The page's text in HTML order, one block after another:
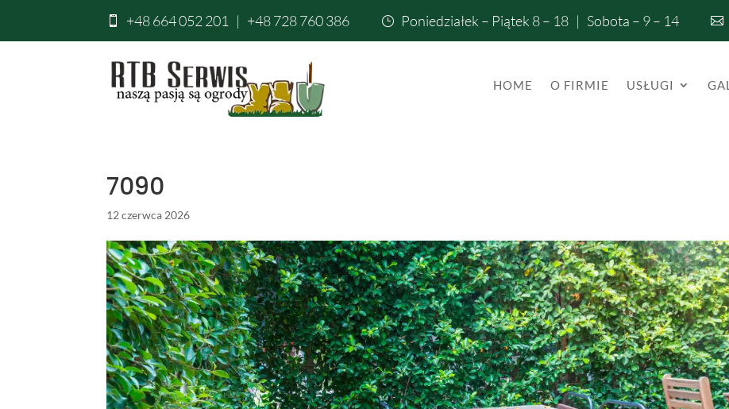
 +48 664 052 201 | +48 728 760 386 } Poniedziałek – Piątek 8 – 18 | Sobota – 9 – 14 
HOME O FIRMIE USŁUGI
7090
12 czerwca 2026